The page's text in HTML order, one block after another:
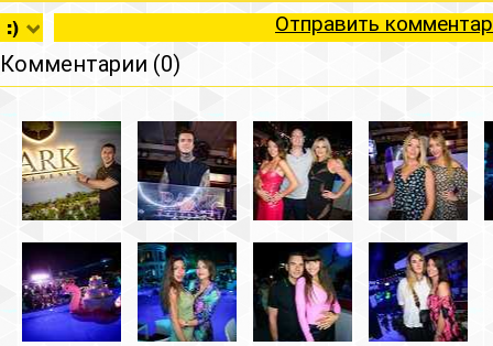
Отправить
Комментарии (0)